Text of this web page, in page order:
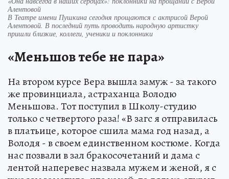
Алентовой
В Театре имени Пушкина сегодня прощаются с актрисой Верой
Алентовой. В последний путь проводить народную артистку
пришли близкие, коллеги, ученики и поклонники
«Меньшов тебе не пара»
На втором курсе Вера вышла замуж - за такого
же провинциала, астраханца Володю
Меньшова. Тот поступил в Школу-студию
только с четвертого раза! «В загс я отправилась
в платьице, которое сшила мама год назад, а
Володя - в своем единственном костюме. Когда
нас позвали в зал бракосочетаний и дама с
лентой наперевес назвала мужем и женой, я с